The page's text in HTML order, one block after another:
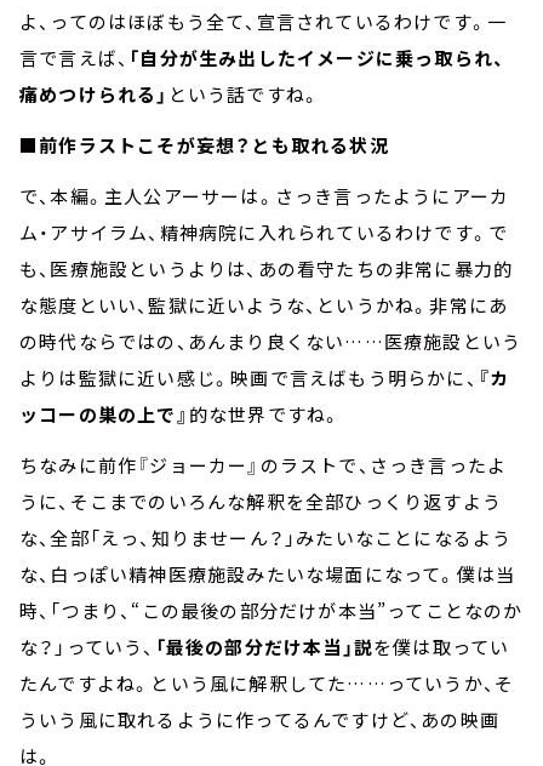
よ、ってのはほぼもう全て、宣言されているわけです。一
言で言えば、 「自分が生み出したイメージに乗っ取られ、
痛めつけられる」 という話ですね。
■前作ラストこそが妄想？とも取れる状況
で、本編。主人公アーサーは。さっき言ったようにアーカ
ム・アサイラム、精神病院に入れられているわけです。で
も、医療施設というよりは、あの看守たちの非常に暴力的
な態度といい、監獄に近いような、というかね。非常にあ
の時代ならではの、あんまり良くない……医療施設という
よりは監獄に近い感じ。映画で言えばもう明らかに、 『カ
ッコーの巣の上で』 的な世界ですね。
ちなみに前作『ジョーカー』のラストで、さっき言ったよ
うに、そこまでのいろんな解釈を全部ひっくり返すよう
な、全部「えっ、知りませーん？」みたいなことになるよう
な、白っぽい精神医療施設みたいな場面になって。僕は当
時、「つまり、“この最後の部分だけが本当”ってことなのか
な？」っていう、 「最後の部分だけ本当」説を僕は取ってい
たんですよね。という風に解釈してた……っていうか、そ
ういう風に取れるように作ってるんですけど、あの映画
は。